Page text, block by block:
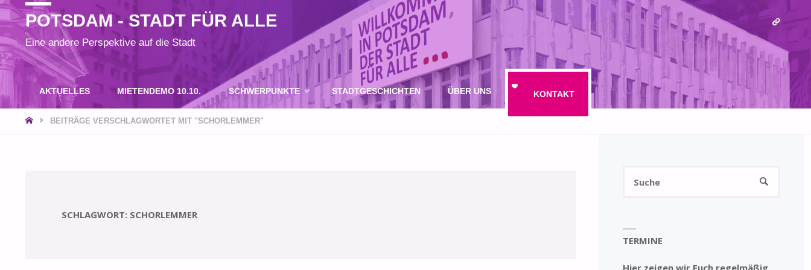
POTSDAM - STADT FÜR ALLE
Eine andere Perspektive auf die Stadt
AKTUELLES MIETENDEMO 10.10. SCHWERPUNKTE STADTGESCHICHTEN ÜBER UNS KONTAKT
STARTBEITRÄGE VERSCHLAGWORTET MIT "SCHORLEMMER"
SCHLAGWORT: SCHORLEMMER
SUCHE
TERMINE